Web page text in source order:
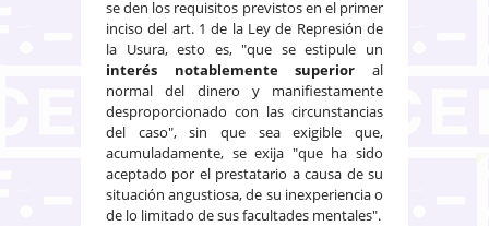
se den los requisitos previstos en el primer
inciso del art. 1 de la Ley de Represión de
la Usura, esto es, "que se estipule un
interés notablemente superior al
normal del dinero y manifiestamente
desproporcionado con las circunstancias
del caso", sin que sea exigible que,
acumuladamente, se exija "que ha sido
aceptado por el prestatario a causa de su
situación angustiosa, de su inexperiencia o
de lo limitado de sus facultades mentales".